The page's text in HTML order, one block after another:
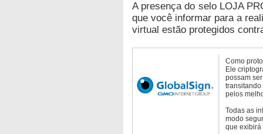
A presença do selo LOJA
que você informar para a
virtual estão protegidos
Como
Ele
possam
transitando
pelos
Todas as
modo
que exibirá